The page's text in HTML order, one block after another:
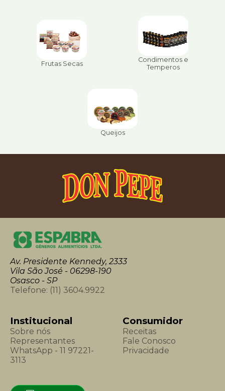
Frutas Secas
Condimentos e
Temperos
Queijos
Av. Presidente Kennedy, 2333
Vila São José - 06298-190
Osasco - SP
Telefone: (11) 3604.9922
Institucional
Sobre nós
Representantes
WhatsApp - 11 97221-
3113
Consumidor
Receitas
Fale Conosco
Privacidade